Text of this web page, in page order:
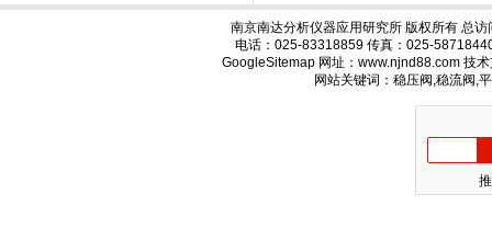
南京南达分析仪器应用研究所 版权所有 总访
电话：025-83318859 传真：025-
GoogleSitemap 网址：www.njnd88.com 技
网站关键词：稳压阀,稳流阀,